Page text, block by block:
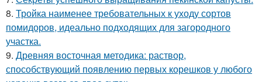
8. Тройка наименее требовательных к уходу сортов
помидоров, идеально подходящих для загородного
участка.
9. Древняя восточная методика: раствор,
способствующий появлению первых корешков у любого